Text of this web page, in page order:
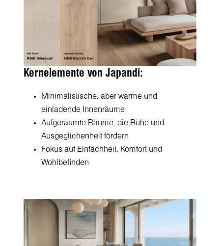
Kernelemente von Japandi:
Minimalistische, aber warme und
einladende Innenräume
Aufgeräumte Räume, die Ruhe und
Ausgeglichenheit fördern
Fokus auf Einfachheit, Komfort und
Wohlbefinden